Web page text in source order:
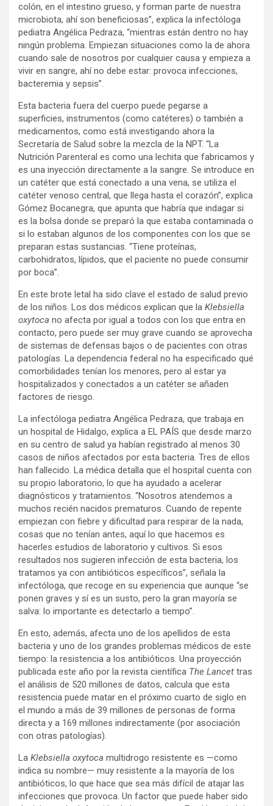
colón, en el intestino grueso, y forman parte de nuestra
microbiota, ahí son beneficiosas”, explica la infectóloga
pediatra Angélica Pedraza, “mientras están dentro no hay
ningún problema. Empiezan situaciones como la de ahora
cuando sale de nosotros por cualquier causa y empieza a
vivir en sangre, ahí no debe estar: provoca infecciones,
bacteremia y sepsis”.
Esta bacteria fuera del cuerpo puede pegarse a
superficies, instrumentos (como catéteres) o también a
medicamentos, como está investigando ahora la
Secretaría de Salud sobre la mezcla de la NPT. “La
Nutrición Parenteral es como una lechita que fabricamos y
es una inyección directamente a la sangre. Se introduce en
un catéter que está conectado a una vena, se utiliza el
catéter venoso central, que llega hasta el corazón”, explica
Gómez Bocanegra, que apunta que habría que indagar si
es la bolsa donde se preparó la que estaba contaminada o
si lo estaban algunos de los componentes con los que se
preparan estas sustancias. “Tiene proteínas,
carbohidratos, lípidos, que el paciente no puede consumir
por boca”.
En este brote letal ha sido clave el estado de salud previo
de los niños. Los dos médicos explican que la Klebsiella
oxytoca no afecta por igual a todos con los que entra en
contacto, pero puede ser muy grave cuando se aprovecha
de sistemas de defensas bajos o de pacientes con otras
patologías. La dependencia federal no ha especificado qué
comorbilidades tenían los menores, pero al estar ya
hospitalizados y conectados a un catéter se añaden
factores de riesgo.
La infectóloga pediatra Angélica Pedraza, que trabaja en
un hospital de Hidalgo, explica a EL PAÍS que desde marzo
en su centro de salud ya habían registrado al menos 30
casos de niños afectados por esta bacteria. Tres de ellos
han fallecido. La médica detalla que el hospital cuenta con
su propio laboratorio, lo que ha ayudado a acelerar
diagnósticos y tratamientos. “Nosotros atendemos a
muchos recién nacidos prematuros. Cuando de repente
empiezan con fiebre y dificultad para respirar de la nada,
cosas que no tenían antes, aquí lo que hacemos es
hacerles estudios de laboratorio y cultivos. Si esos
resultados nos sugieren infección de esta bacteria, los
tratamos ya con antibióticos específicos”, señala la
infectóloga, que recoge en su experiencia que aunque “se
ponen graves y sí es un susto, pero la gran mayoría se
salva: lo importante es detectarlo a tiempo”.
En esto, además, afecta uno de los apellidos de esta
bacteria y uno de los grandes problemas médicos de este
tiempo: la resistencia a los antibióticos. Una proyección
publicada este año por la revista científica The Lancet tras
el análisis de 520 millones de datos, calcula que esta
resistencia puede matar en el próximo cuarto de siglo en
el mundo a más de 39 millones de personas de forma
directa y a 169 millones indirectamente (por asociación
con otras patologías).
La Klebsiella oxytoca multidrogo resistente es —como
indica su nombre— muy resistente a la mayoría de los
antibióticos, lo que hace que sea más difícil de atajar las
infecciones que provoca. Un factor que puede haber sido